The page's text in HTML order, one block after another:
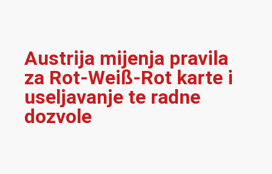
Austrija mijenja pravila
za Rot-Weiß-Rot karte i
useljavanje te radne
dozvole